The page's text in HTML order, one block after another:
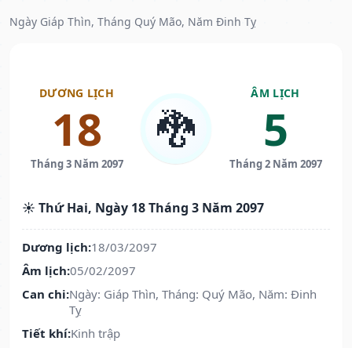
Ngày Giáp Thìn, Tháng Quý Mão, Năm Đinh Tỵ
DƯƠNG LỊCH
18
Tháng 3 Năm 2097
🐉
ÂM LỊCH
5
Tháng 2 Năm 2097
☀️ Thứ Hai, Ngày 18 Tháng 3 Năm 2097
Dương lịch:18/03/2097
Âm lịch:05/02/2097
Can chi:Ngày: Giáp Thìn, Tháng: Quý Mão, Năm: Đinh
Tỵ
Tiết khí:Kinh trập